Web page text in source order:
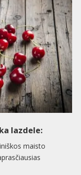
lazdele:
maisto